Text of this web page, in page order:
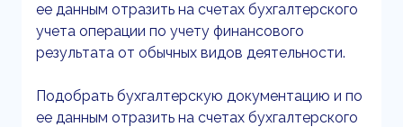
ее данным отразить на счетах бухгалтерского
учета операции по учету финансового
результата от обычных видов деятельности.
Подобрать бухгалтерскую документацию и по
ее данным отразить на счетах бухгалтерского